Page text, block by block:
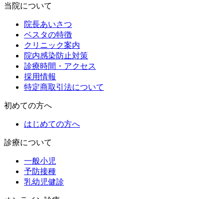
当院について
院長あいさつ
ベスタの特徴
クリニック案内
院内感染防止対策
診療時間・アクセス
採用情報
特定商取引法について
初めての方へ
はじめての方へ
診療について
一般小児
予防接種
乳幼児健診